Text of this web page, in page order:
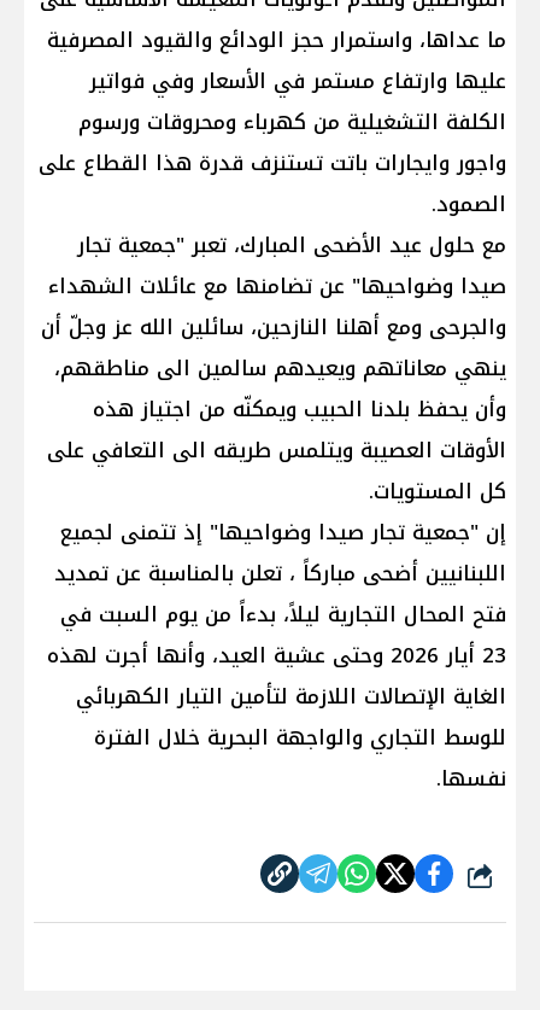
ما عداها، واستمرار حجز الودائع والقيود المصرفية
عليها وارتفاع مستمر في الأسعار وفي فواتير
الكلفة التشغيلية من كهرباء ومحروقات ورسوم
واجور وايجارات باتت تستنزف قدرة هذا القطاع على
الصمود.
مع حلول عيد الأضحى المبارك، تعبر "جمعية تجار
صيدا وضواحيها" عن تضامنها مع عائلات الشهداء
والجرحى ومع أهلنا النازحين، سائلين الله عز وجلّ أن
ينهي معاناتهم ويعيدهم سالمين الى مناطقهم،
وأن يحفظ بلدنا الحبيب ويمكنّه من اجتياز هذه
الأوقات العصيبة ويتلمس طريقه الى التعافي على
كل المستويات.
إن "جمعية تجار صيدا وضواحيها" إذ تتمنى لجميع
اللبنانيين أضحى مباركاً ، تعلن بالمناسبة عن تمديد
فتح المحال التجارية ليلاً، بدءاً من يوم السبت في
23 أيار 2026 وحتى عشية العيد، وأنها أجرت لهذه
الغاية الإتصالات اللازمة لتأمين التيار الكهربائي
للوسط التجاري والواجهة البحرية خلال الفترة
نفسها.
شارك